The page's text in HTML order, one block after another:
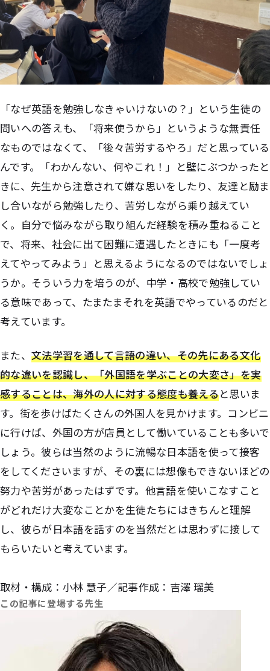
「なぜ英語を勉強しなきゃいけないの？」という生徒の
問いへの答えも、「将来使うから」というような無責任
なものではなくて、「後々苦労するやろ」だと思っている
んです。「わかんない、何やこれ！」と壁にぶつかったと
きに、先生から注意されて嫌な思いをしたり、友達と励ま
し合いながら勉強したり、苦労しながら乗り越えてい
く。自分で悩みながら取り組んだ経験を積み重ねること
で、将来、社会に出て困難に遭遇したときにも「一度考
えてやってみよう」と思えるようになるのではないでしょ
うか。そういう力を培うのが、中学・高校で勉強してい
る意味であって、たまたまそれを英語でやっているのだと
考えています。
また、文法学習を通して言語の違い、その先にある文化
的な違いを認識し、「外国語を学ぶことの大変さ」を実
感することは、海外の人に対する態度も養えると思いま
す。街を歩けばたくさんの外国人を見かけます。コンビニ
に行けば、外国の方が店員として働いていることも多いで
しょう。彼らは当然のように流暢な日本語を使って接客
をしてくださいますが、その裏には想像もできないほどの
努力や苦労があったはずです。他言語を使いこなすこと
がどれだけ大変なことかを生徒たちにはきちんと理解
し、彼らが日本語を話すのを当然だとは思わずに接して
もらいたいと考えています。
取材・構成：小林 慧子／記事作成：吉澤 瑠美
この記事に登場する先生